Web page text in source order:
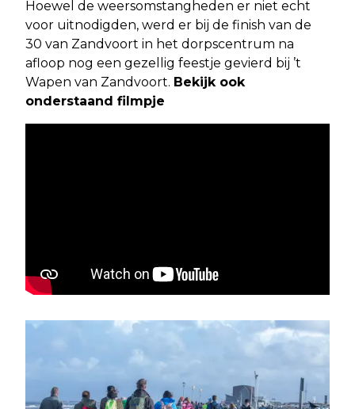
Hoewel de weersomstangheden er niet echt
voor uitnodigden, werd er bij de finish van de
30 van Zandvoort in het dorpscentrum na
afloop nog een gezellig feestje gevierd bij ’t
Wapen van Zandvoort. Bekijk ook
onderstaand filmpje